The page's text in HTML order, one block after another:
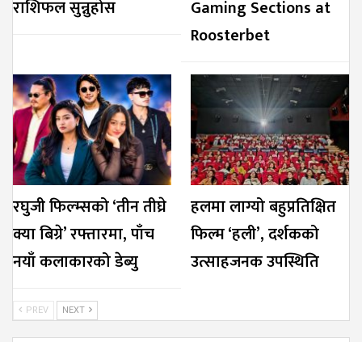
राशिफल सुन्नुहोस
Gaming Sections at
Roosterbet
रघुजी फिल्म्सको ‘तीन तीघ्रे
क्या बिग्रे’ रफ्तारमा, पाँच
नयाँ कलाकारको डेब्यु
हलमा लाग्यो बहुप्रतिक्षित
फिल्म ‘हली’, दर्शकको
उत्साहजनक उपस्थिति
PREV NEXT